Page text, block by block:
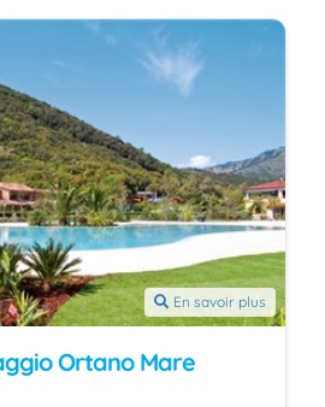
En savoir plus
Ortano Mare